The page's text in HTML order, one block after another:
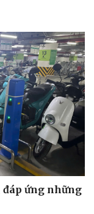
đáp ứng những